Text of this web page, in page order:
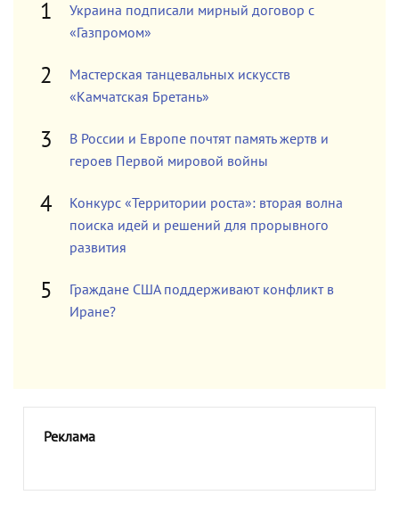
Украина подписали мирный договор с
«Газпромом»
Мастерская танцевальных искусств
«Камчатская Бретань»
В России и Европе почтят память жертв и
героев Первой мировой войны
Конкурс «Территории роста»: вторая волна
поиска идей и решений для прорывного
развития
Граждане США поддерживают конфликт в
Иране?
Реклама